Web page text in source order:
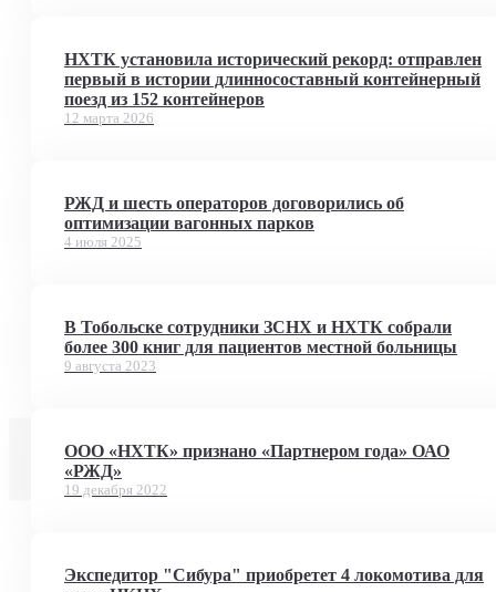
НХТК установила исторический рекорд: отправлен
первый в истории длинносоставный контейнерный
поезд из 152 контейнеров
12 марта 2026
РЖД и шесть операторов договорились об
оптимизации вагонных парков
4 июля 2025
В Тобольске сотрудники ЗСНХ и НХТК собрали
более 300 книг для пациентов местной больницы
9 августа 2023
ООО «НХТК» признано «Партнером года» ОАО
«РЖД»
19 декабря 2022
Экспедитор "Сибура" приобретет 4 локомотива для